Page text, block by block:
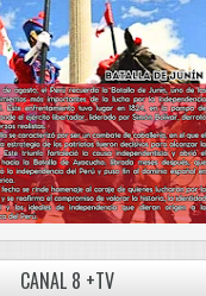
CANAL 8 +TV